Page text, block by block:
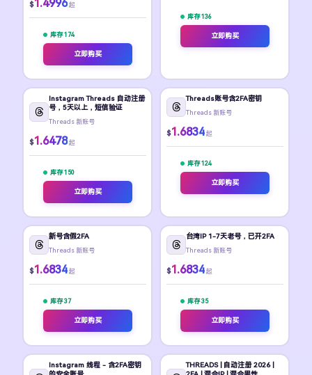
$1.4996 起
库存 174
立即购买
库存 136
立即购买
Instagram Threads 自动注册
号，5天以上，短信验证
Threads 新账号
$1.6478 起
库存 150
立即购买
Threads账号含2FA密钥
Threads 新账号
$1.6834 起
库存 124
立即购买
新号含假2FA
Threads 新账号
$1.6834 起
库存 37
立即购买
台湾IP 1-7天老号，已开2FA
Threads 新账号
$1.6834 起
库存 35
立即购买
Instagram 线程 - 含2FA密钥
THREADS | 自动注册 2026 |